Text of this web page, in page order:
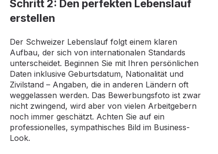
Schritt 2: Den perfekten Lebenslauf
erstellen
Der Schweizer Lebenslauf folgt einem klaren
Aufbau, der sich von internationalen Standards
unterscheidet. Beginnen Sie mit Ihren persönlichen
Daten inklusive Geburtsdatum, Nationalität und
Zivilstand – Angaben, die in anderen Ländern oft
weggelassen werden. Das Bewerbungsfoto ist zwar
nicht zwingend, wird aber von vielen Arbeitgebern
noch immer geschätzt. Achten Sie auf ein
professionelles, sympathisches Bild im Business-
Look.